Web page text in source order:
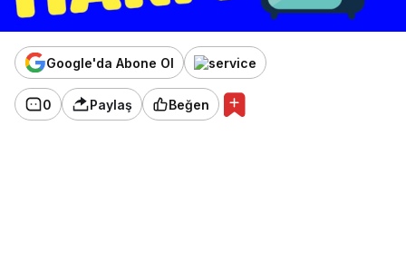
Google'da Abone Ol
0 Paylaş Beğen